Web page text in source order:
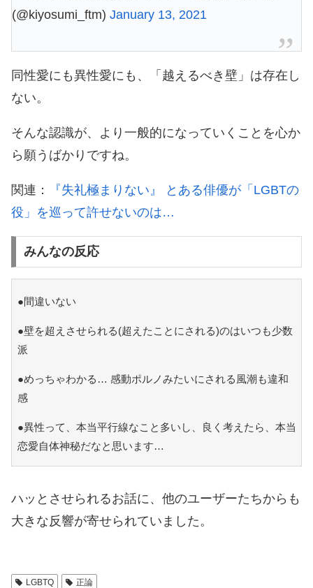
(@kiyosumi_ftm) January 13, 2021
同性愛にも異性愛にも、「越えるべき壁」は存在し
ない。
そんな認識が、より一般的になっていくことを心か
ら願うばかりですね。
関連：
『失礼極まりない』 とある俳優が「LGBTの
役」を巡って許せないのは…
みんなの反応
●間違いない
●壁を超えさせられる(超えたことにされる)のはいつも少数
派
●めっちゃわかる… 感動ポルノみたいにされる風潮も違和
感
●異性って、本当平行線なこと多いし、良く考えたら、本当
恋愛自体神秘だなと思います…
ハッとさせられるお話に、他のユーザーたちからも
大きな反響が寄せられていました。
LGBTQ 正論